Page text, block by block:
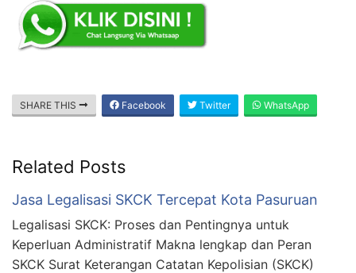
SHARE THIS Facebook Twitter WhatsApp
Related Posts
Jasa Legalisasi SKCK Tercepat Kota Pasuruan
Legalisasi SKCK: Proses dan Pentingnya untuk
Keperluan Administratif Makna lengkap dan Peran
SKCK Surat Keterangan Catatan Kepolisian (SKCK)